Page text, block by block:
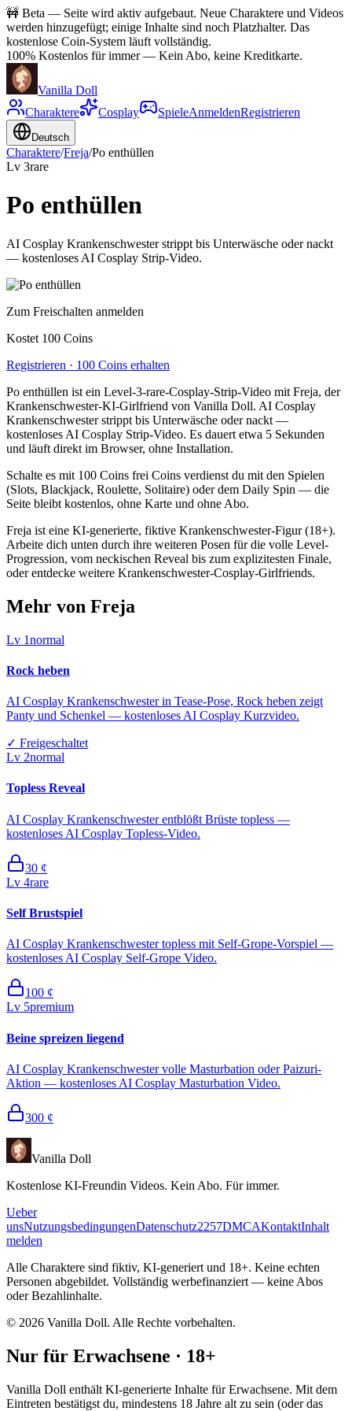
🚧 Beta — Seite wird aktiv aufgebaut. Neue Charaktere und Videos
werden hinzugefügt; einige Inhalte sind noch Platzhalter. Das
kostenlose Coin-System läuft vollständig.
100% Kostenlos für immer— Kein Abo, keine Kreditkarte.
Vanilla Doll
Charaktere
Cosplay SpieleAnmeldenRegistrieren
Deutsch
Charaktere/Freja/Po enthüllen
Lv 3rare
Po enthüllen
AI Cosplay Krankenschwester strippt bis Unterwäsche oder nackt
— kostenloses AI Cosplay Strip-Video.
Zum Freischalten anmelden
Kostet 100 Coins
Registrieren · 100 Coins erhalten
Po enthüllen ist ein Level-3-rare-Cosplay-Strip-Video mit Freja, der
Krankenschwester-KI-Girlfriend von Vanilla Doll. AI Cosplay
Krankenschwester strippt bis Unterwäsche oder nackt —
kostenloses AI Cosplay Strip-Video. Es dauert etwa 5 Sekunden
und läuft direkt im Browser, ohne Installation.
Schalte es mit 100 Coins frei Coins verdienst du mit den Spielen
(Slots, Blackjack, Roulette, Solitaire) oder dem Daily Spin — die
Seite bleibt kostenlos, ohne Karte und ohne Abo.
Freja ist eine KI-generierte, fiktive Krankenschwester-Figur (18+).
Arbeite dich unten durch ihre weiteren Posen für die volle Level-
Progression, vom neckischen Reveal bis zum explizitesten Finale,
oder entdecke weitere Krankenschwester-Cosplay-Girlfriends.
Mehr von Freja
Lv 1normal
Rock heben
AI Cosplay Krankenschwester in Tease-Pose, Rock heben zeigt
Panty und Schenkel — kostenloses AI Cosplay Kurzvideo.
✓ Freigeschaltet
Lv 2normal
Topless Reveal
AI Cosplay Krankenschwester entblößt Brüste topless —
kostenloses AI Cosplay Topless-Video.
30 ¢
Lv 4rare
Self Brustspiel
AI Cosplay Krankenschwester topless mit Self-Grope-Vorspiel —
kostenloses AI Cosplay Self-Grope Video.
100 ¢
Lv 5premium
Beine spreizen liegend
AI Cosplay Krankenschwester volle Masturbation oder Paizuri-
Aktion — kostenloses AI Cosplay Masturbation Video.
300 ¢
Vanilla Doll
Kostenlose KI-Freundin Videos. Kein Abo. Für immer.
Ueber
unsNutzungsbedingungenDatenschutz2257DMCAKontaktInhalt
melden
Alle Charaktere sind fiktiv, KI-generiert und 18+. Keine echten
Personen abgebildet. Vollständig werbefinanziert — keine Abos
oder Bezahlinhalte.
© 2026 Vanilla Doll. Alle Rechte vorbehalten.
Nur für Erwachsene · 18+
Vanilla Doll enthält KI-generierte Inhalte für Erwachsene. Mit dem
Eintreten bestätigst du, mindestens 18 Jahre alt zu sein (oder das